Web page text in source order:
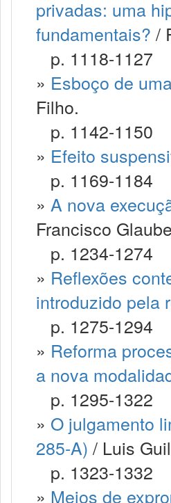
privadas: uma
fundamentais? /
p. 1118-1127
» Esboço de
Filho.
p. 1142-1150
» Efeito
p. 1169-1184
» A nova
Francisco
p. 1234-1274
» Reflexões
introduzido pela
p. 1275-1294
» Reforma
a nova
p. 1295-1322
» O julgamento
285-A) / Luis
p. 1323-1332
» Meios de